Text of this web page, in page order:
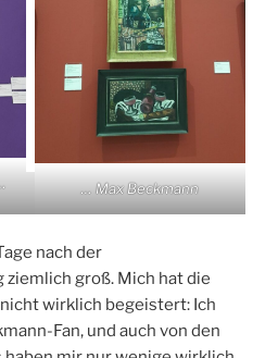
… Max Beckmann
nach der
groß. Mich hat die
wirklich begeistert: Ich
Fan, und auch von den